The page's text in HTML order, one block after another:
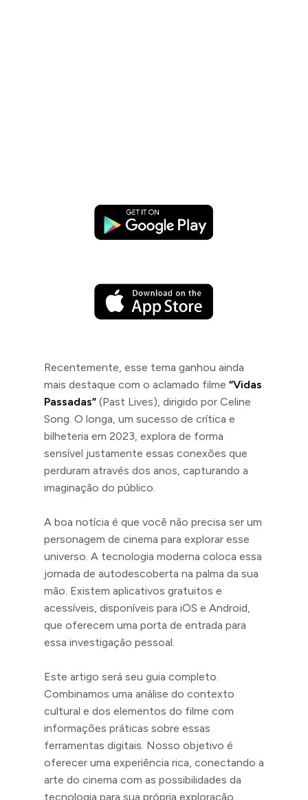
Recentemente, esse tema ganhou ainda
mais destaque com o aclamado filme “Vidas
Passadas” (Past Lives), dirigido por Celine
Song. O longa, um sucesso de crítica e
bilheteria em 2023, explora de forma
sensível justamente essas conexões que
perduram através dos anos, capturando a
imaginação do público.
A boa notícia é que você não precisa ser um
personagem de cinema para explorar esse
universo. A tecnologia moderna coloca essa
jornada de autodescoberta na palma da sua
mão. Existem aplicativos gratuitos e
acessíveis, disponíveis para iOS e Android,
que oferecem uma porta de entrada para
essa investigação pessoal.
Este artigo será seu guia completo.
Combinamos uma análise do contexto
cultural e dos elementos do filme com
informações práticas sobre essas
ferramentas digitais. Nosso objetivo é
oferecer uma experiência rica, conectando a
arte do cinema com as possibilidades da
tecnologia para sua própria exploração.